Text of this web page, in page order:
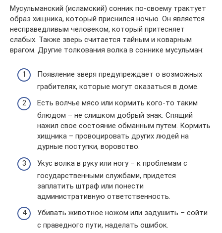
Мусульманский (исламский) сонник по-своему трактует
образ хищника, который приснился ночью. Он является
несправедливым человеком, который притесняет
слабых. Также зверь считается тайным и коварным
врагом. Другие толкования волка в соннике мусульман:
Появление зверя предупреждает о возможных
грабителях, которые могут оказаться в доме.
Есть волчье мясо или кормить кого-то таким
блюдом – не слишком добрый знак. Спящий
нажил свое состояние обманным путем. Кормить
хищника – провоцировать других людей на
дурные поступки, воровство.
Укус волка в руку или ногу – к проблемам с
государственными службами, придется
заплатить штраф или понести
административную ответственность.
Убивать животное ножом или задушить – сойти
с праведного пути, наделать ошибок.